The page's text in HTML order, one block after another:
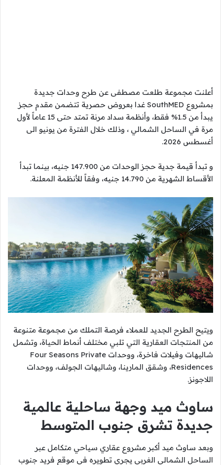
أعلنت مجموعة طلعت مصطفى عن طرح وحدات جديدة
بمشروع SouthMED غدا بعروض حصرية تتضمن مقدم حجز
يبدأ من 1.5% فقط، وأنظمة سداد مرنة تمتد حتى 15 عاماً لأول
مرة في الساحل الشمالي ، وذلك خلال الفترة من يونيو الى
أغسطس 2026.
و تبدأ قيمة جدية حجز الوحدات من 147.900 جنيه، بينما تبدأ
الأقساط الشهرية من 14.790 جنيه، وفقاً للأنظمة المعلنة.
ويتيح الطرح الجديد للعملاء فرصة التملك من مجموعة متنوعة
من المنتجات العقارية التي تلبي مختلف أنماط الحياة، وتشمل
شاليهات وفيلات فاخرة، ووحدات Four Seasons Private
Residences، وشقق المارينا، وشاليهات الجولف، ووحدات
اللاجونز.
ساوث ميد وجهة ساحلية عالمية
جديدة تشرق جنوب المتوسط
وبعد ساوث ميد أكبر مشروع عقاري سياحي متكامل عبر
الساحل الشمالي الغربي يجري تطويره في موقع فريد جنوب